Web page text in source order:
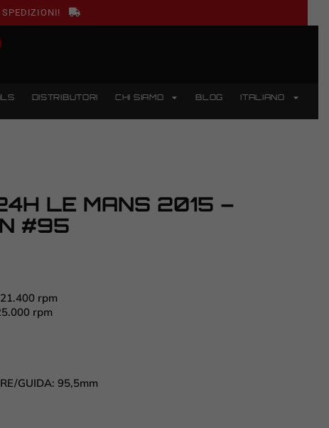
SPEDIZIONI!
DISTRIBUTORI CHI SIAMO BLOG ITALIANO
LE MANS 2015 –
#95
rpm
rpm
GUIDA: 95,5mm